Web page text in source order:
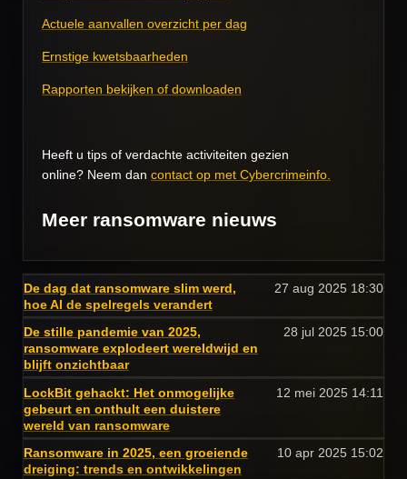
Actuele aanvallen overzicht per dag
Ernstige kwetsbaarheden
Rapporten bekijken of downloaden
Heeft u tips of verdachte activiteiten gezien
online? Neem dan contact op met Cybercrimeinfo.
Meer ransomware nieuws
De dag dat ransomware slim werd,
hoe AI de spelregels verandert
27 aug 2025 18:30
De stille pandemie van 2025,
ransomware explodeert wereldwijd en
blijft onzichtbaar
28 jul 2025 15:00
LockBit gehackt: Het onmogelijke
gebeurt en onthult een duistere
wereld van ransomware
12 mei 2025 14:11
Ransomware in 2025, een groeiende
dreiging: trends en ontwikkelingen
10 apr 2025 15:02